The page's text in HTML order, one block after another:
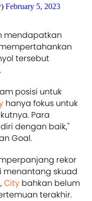
February 5, 2023
mendapatkan
tersebut
posisi untuk
hanya fokus untuk
Para
dengan baik,"
Goal.
rekor
menantang skuad
City bahkan belum
terakhir.